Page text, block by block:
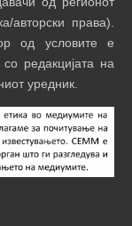
авторски права).
од условите е
редакцијата на
уредник.